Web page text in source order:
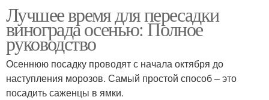
Лучшее время для пересадки
винограда осенью: Полное
руководство
Осеннюю посадку проводят с начала октября до
наступления морозов. Самый простой способ – это
посадить саженцы в ямки.